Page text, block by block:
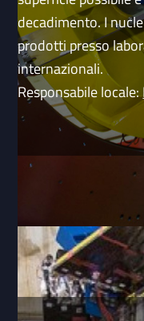
decadimento. I
prodotti presso
internazionali.
Responsabile locale: